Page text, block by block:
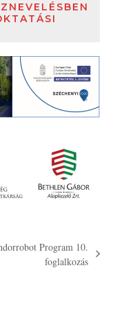
Program 10.
foglalkozás